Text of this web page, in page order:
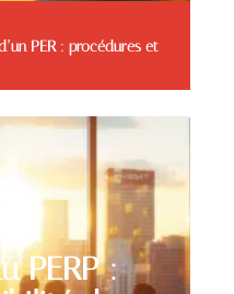
PER : procédures et
PERP :